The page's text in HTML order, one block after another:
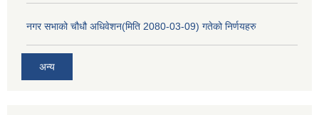
नगर सभाको चौधौ अधिवेशन(मिति 2080-03-09) गतेको निर्णयहरु
अन्य